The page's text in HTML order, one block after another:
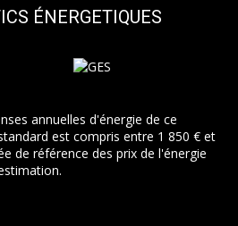
ÉNERGETIQUES
annuelles d'énergie de ce
est compris entre 1 850 € et
de référence des prix de l'énergie